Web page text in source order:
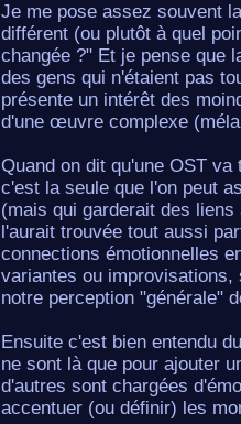
Je me pose assez souvent
différent (ou plutôt à quel
changée ?" Et je pense que
des gens qui n'étaient pas
présente un intérêt des
d'une œuvre complexe
Quand on dit qu'une OST
c'est la seule que l'on peut
(mais qui garderait des
l'aurait trouvée tout aussi
connections émotionnelles
variantes ou
notre perception "générale"
Ensuite c'est bien entendu
ne sont là que pour ajouter
d'autres sont chargées
accentuer (ou définir) les